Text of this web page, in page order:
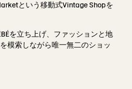
という移動式Vintage Shopを
を立ち上げ、ファッションと地
模索しながら唯一無二のショッ